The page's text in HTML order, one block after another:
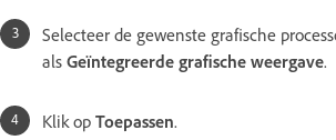
Selecteer de gewenste grafische
als Geïntegreerde grafische weergave.
Klik op Toepassen.